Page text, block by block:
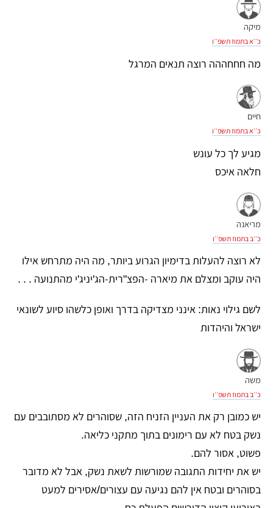
מיקה
כ׳׳א בתמוז תשפ׳׳ו
מה חחחההה רוצה תנאים המרגל
חיים
כ׳׳א בתמוז תשפ׳׳ו
מגיע לך כל עונש
חלאה איכס
מריאנה
כ׳׳ב בתמוז תשפ׳׳ו
לא רוצה להעלות בדימיון הגרוע ביותר, מה היה מתרחש אילו
היה עוקב ומצלם את מיארה -הפצ"רית-הג'יניג'י מהתנועה . . .
לשם גילוי נאות: אינני מצדיקה בדרך ואופן כלשהו סיוע לשונאי
ישראל והיהדות
משה
כ׳׳ב בתמוז תשפ׳׳ו
יש כמובן רק את העניין הזניח הזה, שסוהרים לא מסתובבים עם
נשק בטח לא עם רימונים בתוך מתקני כליאה.
פשוט, אסור להם.
יש את יחידות התגובה שמורשות לשאת נשק, אבל לא מדובר
בסוהרים ובטח אין להם נגיעה עם עצורים/אסירים למעט